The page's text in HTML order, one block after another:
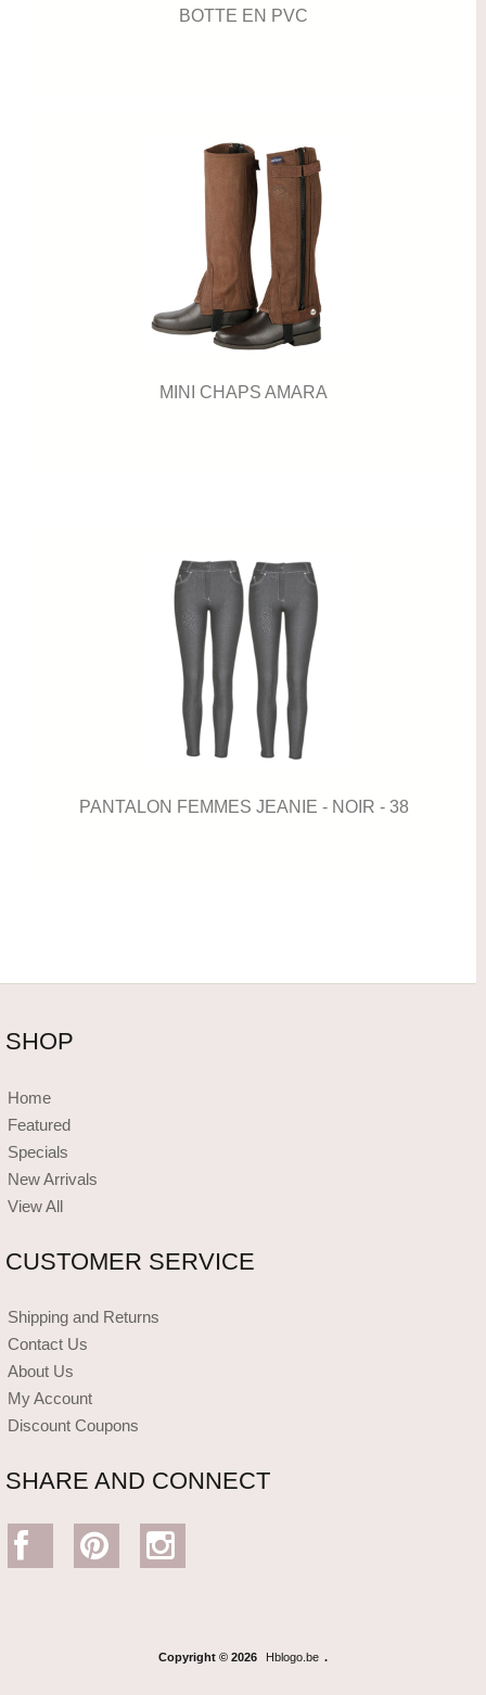
BOTTE EN PVC
MINI CHAPS AMARA
PANTALON FEMMES JEANIE - NOIR - 38
SHOP
Home
Featured
Specials
New Arrivals
View All
CUSTOMER SERVICE
Shipping and Returns
Contact Us
About Us
My Account
Discount Coupons
SHARE AND CONNECT
Copyright © 2026 Hblogo.be .